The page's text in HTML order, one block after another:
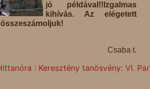
jó példával!!Izgalmas
kihívás. Az elégetett
Csaba t.
: Keresztény tanösvény: VI.